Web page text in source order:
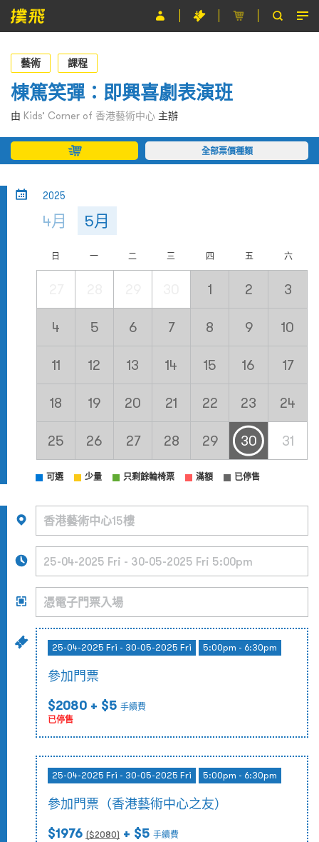
節目
主辦單位
關於撲飛
條款及細則
藝術 課程
棟篤笑彈：即興喜劇表演班
由 Kids’ Corner of 香港藝術中心 主辦
全部票價種類
2025
4月 5月
日 一 二 三 四 五 六
1 2 3
4 5 6 7 8 9 10
11 12 13 14 15 16 17
18 19 20 21 22 23 24
25 26 27 28 29 30 31
可選 少量 只剩餘輪椅票 滿額 已停售
25-04-2025 Fri - 30-05-2025 Fri 5:00pm - 6:30pm
參加門票
$2080 + $5 手續費
已停售
25-04-2025 Fri - 30-05-2025 Fri 5:00pm - 6:30pm
參加門票（香港藝術中心之友）
$1976 ($2080) + $5 手續費